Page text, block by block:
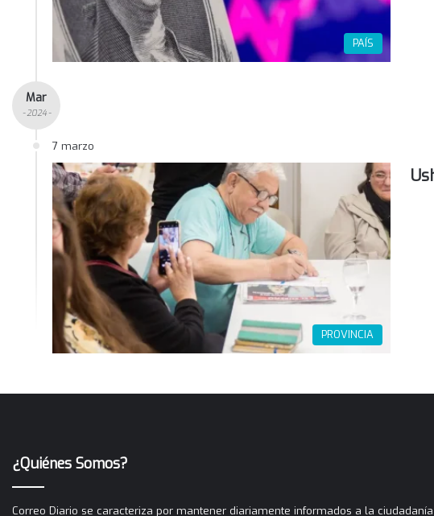
PAÍS
Mar
- 2024 -
7 marzo
PROVINCIA
¿Quiénes Somos?
Correo Diario se caracteriza por mantener diariamente informados a la